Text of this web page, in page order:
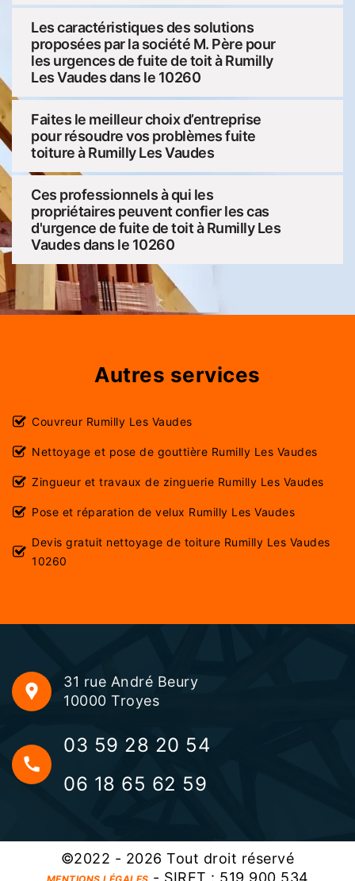
Les caractéristiques des solutions
proposées par la société M. Père pour
les urgences de fuite de toit à Rumilly
Les Vaudes dans le 10260
Faites le meilleur choix d’entreprise
pour résoudre vos problèmes fuite
toiture à Rumilly Les Vaudes
Ces professionnels à qui les
propriétaires peuvent confier les cas
d'urgence de fuite de toit à Rumilly Les
Vaudes dans le 10260
Autres services
Couvreur Rumilly Les Vaudes
Nettoyage et pose de gouttière Rumilly Les Vaudes
Zingueur et travaux de zinguerie Rumilly Les Vaudes
Pose et réparation de velux Rumilly Les Vaudes
Devis gratuit nettoyage de toiture Rumilly Les Vaudes
10260
31 rue André Beury
10000 Troyes
03 59 28 20 54
06 18 65 62 59
©2022 - 2026 Tout droit réservé
- SIRET : 519 900 534